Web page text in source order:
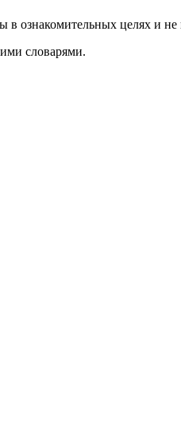
ознакомительных целях и
словарями.